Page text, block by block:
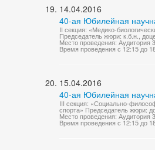
14.04.2016
40-ая Юбилейная
II секция: «Медико-
Председатель жюри: к.б.н.,
Место проведения: Аудитория
Время проведения с 12:15 до
15.04.2016
40-ая Юбилейная
III cекция: «Социально-
спорта» Председатель жюри:
Место проведения: Аудитория
Время проведения с 12:15 до